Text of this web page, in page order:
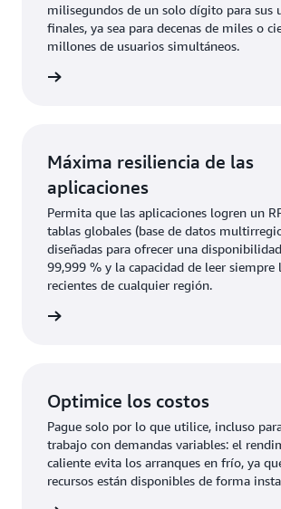
milisegundos de un solo dígito para sus
finales, ya sea para decenas de miles o
millones de usuarios simultáneos.
Máxima resiliencia de las
aplicaciones
Permita que las aplicaciones logren un
tablas globales (base de datos
diseñadas para ofrecer una
99,999 % y la capacidad de leer siempre
recientes de cualquier región.
Optimice los costos
Pague solo por lo que utilice, incluso
trabajo con demandas variables: el
caliente evita los arranques en frío, ya
recursos están disponibles de forma